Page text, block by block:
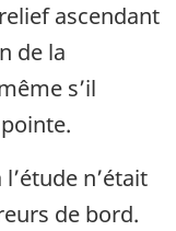
ascendant
de la
s’il
n’était
de bord.